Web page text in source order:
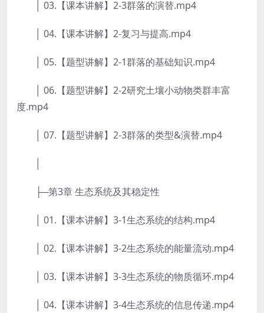
│ 03.【课本讲解】2-3群落的演替.mp4
│ 04.【课本讲解】2-复习与提高.mp4
│ 05.【题型讲解】2-1群落的基础知识.mp4
│ 06.【题型讲解】2-2研究土壤小动物类群丰富
度.mp4
│ 07.【题型讲解】2-3群落的类型&演替.mp4
├─第3章 生态系统及其稳定性
│ 01.【课本讲解】3-1生态系统的结构.mp4
│ 02.【课本讲解】3-2生态系统的能量流动.mp4
│ 03.【课本讲解】3-3生态系统的物质循环.mp4
│ 04.【课本讲解】3-4生态系统的信息传递.mp4